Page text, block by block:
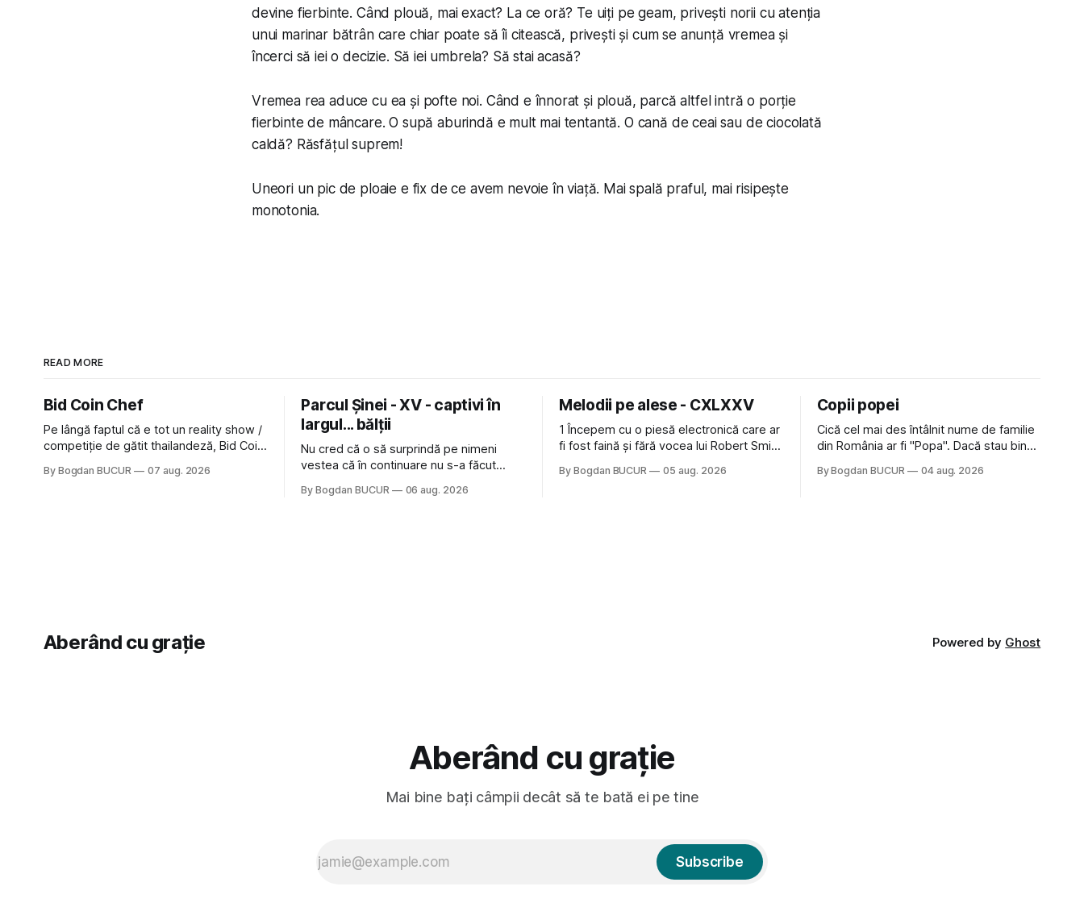
devine fierbinte. Când plouă, mai exact? La ce oră? Te uiți pe geam, privești norii cu atenția
unui marinar bătrân care chiar poate să îi citească, privești și cum se anunță vremea și
încerci să iei o decizie. Să iei umbrela? Să stai acasă?
Vremea rea aduce cu ea și pofte noi. Când e înnorat și plouă, parcă altfel intră o porție
fierbinte de mâncare. O supă aburindă e mult mai tentantă. O cană de ceai sau de ciocolată
caldă? Răsfățul suprem!
Uneori un pic de ploaie e fix de ce avem nevoie în viață. Mai spală praful, mai risipește
monotonia.
READ MORE
Bid Coin Chef
Pe lângă faptul că e tot un reality show /
competiție de gătit thailandeză, Bid Coin
Restaurant War Street King Thailand: și
By Bogdan BUCUR 07 aug. 2026
Parcul Șinei - XV - captivi în
largul... bălții
Nu cred că o să surprindă pe nimeni
vestea că în continuare nu s-a făcut
afară de faptul că potăile apărute acolo
By Bogdan BUCUR 06 aug. 2026
Melodii pe alese - CXLXXV
1 Începem cu o piesă electronică care ar
fi fost faină și fără vocea lui Robert Smith
Castles, o formație cu multe piese faine
By Bogdan BUCUR 05 aug. 2026
Copii popei
Cică cel mai des întâlnit nume de familie
din România ar fi "Popa". Dacă stau bine
colegi de școala Popa cam peste tot
By Bogdan BUCUR 04 aug. 2026
Aberând cu grație Powered by Ghost
Aberând cu grație
Mai bine bați câmpii decât să te bată ei pe tine
Subscribe